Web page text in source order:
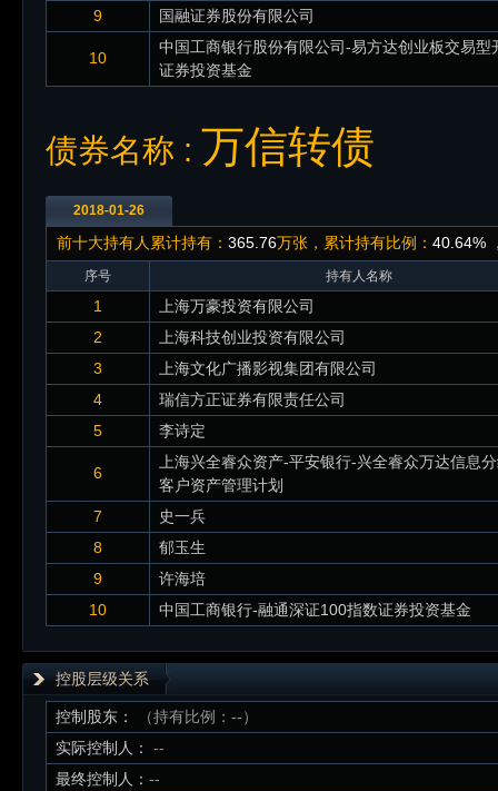
9 国融证券股份有限公司
10
中国工商银行股份有限公司-易方达创业板交易型
证券投资基金
债券名称 : 万信转债
2018-01-26
前十大持有人累计持有： 365.76万张，累计持有比例： 40.64%
序号 持有人名称
1
上海万豪投资有限公司
2
上海科技创业投资有限公司
3
上海文化广播影视集团有限公司
4
瑞信方正证券有限责任公司
5
李诗定
6
上海兴全睿众资产-平安银行-兴全睿众万达信息
客户资产管理计划
7
史一兵
8
郁玉生
9
许海培
10
中国工商银行-融通深证100指数证券投资基金
控股层级关系
控制股东：
（持有比例：--）
实际控制人：
--
最终控制人： --